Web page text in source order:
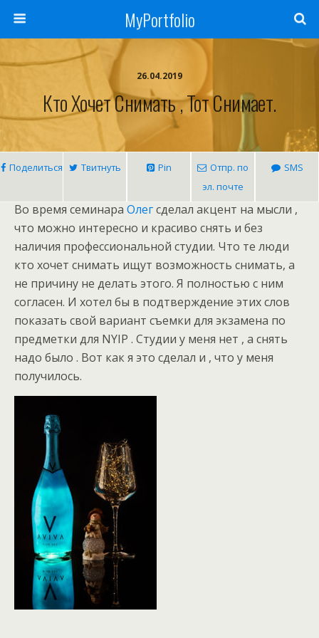
MyPortfolio
26.04.2019
Кто Хочет Снимать , Тот Снимает.
Поделиться Твитнуть Pin
Отпр. по
эл. почте
SMS
Во время семинара Олегсделал акцент на мысли ,
что можно интересно и красиво снять и без
наличия профессиональной студии. Что те люди
кто хочет снимать ищут возможность снимать, а
не причину не делать этого. Я полностью с ним
согласен. И хотел бы в подтверждение этих слов
показать свой вариант съемки для экзамена по
предметки для NYIP . Студии у меня нет , а снять
надо было . Вот как я это сделал и , что у меня
получилось.